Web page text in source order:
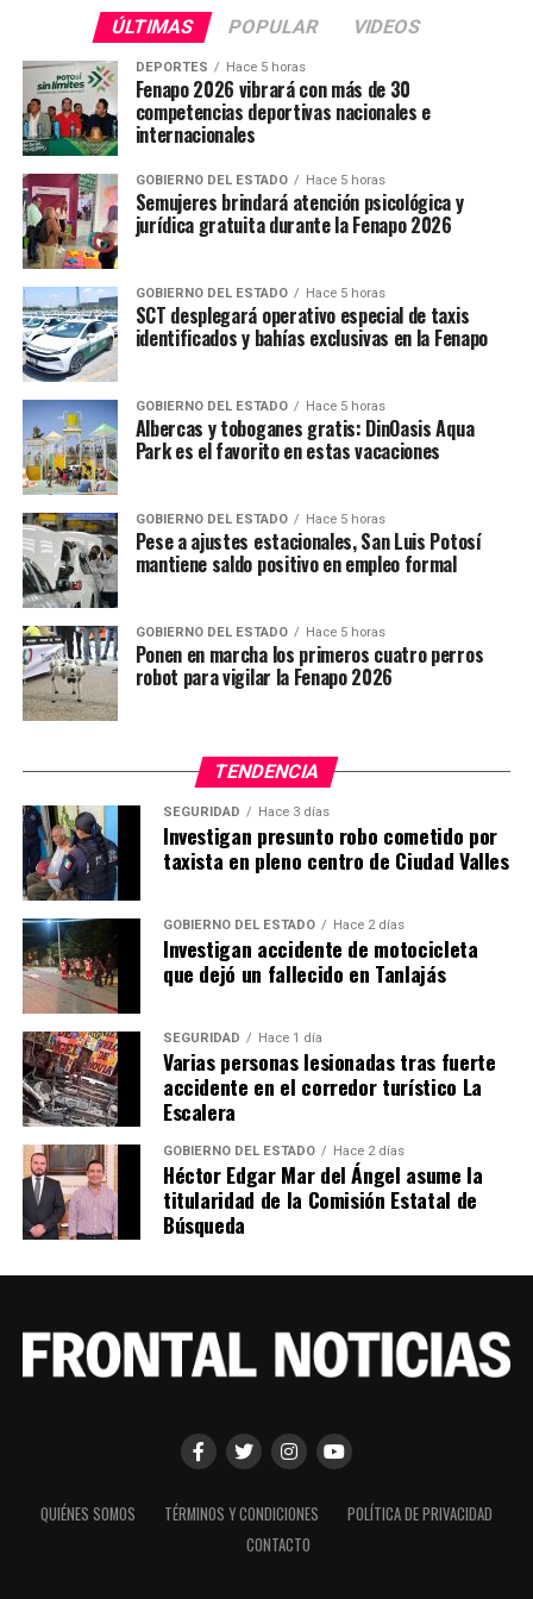
ÚLTIMAS POPULAR VIDEOS
DEPORTES Hace 5 horas
Fenapo 2026 vibrará con más de 30
competencias deportivas nacionales e
internacionales
GOBIERNO DEL ESTADO Hace 5 horas
Semujeres brindará atención psicológica y
jurídica gratuita durante la Fenapo 2026
GOBIERNO DEL ESTADO Hace 5 horas
SCT desplegará operativo especial de taxis
identificados y bahías exclusivas en la Fenapo
GOBIERNO DEL ESTADO Hace 5 horas
Albercas y toboganes gratis: DinOasis Aqua
Park es el favorito en estas vacaciones
GOBIERNO DEL ESTADO Hace 5 horas
Pese a ajustes estacionales, San Luis Potosí
mantiene saldo positivo en empleo formal
GOBIERNO DEL ESTADO Hace 5 horas
Ponen en marcha los primeros cuatro perros
robot para vigilar la Fenapo 2026
TENDENCIA
SEGURIDAD Hace 3 días
Investigan presunto robo cometido por
taxista en pleno centro de Ciudad Valles
GOBIERNO DEL ESTADO Hace 2 días
Investigan accidente de motocicleta
que dejó un fallecido en Tanlajás
SEGURIDAD Hace 1 día
Varias personas lesionadas tras fuerte
accidente en el corredor turístico La
Escalera
GOBIERNO DEL ESTADO Hace 2 días
Héctor Edgar Mar del Ángel asume la
titularidad de la Comisión Estatal de
Búsqueda
QUIÉNES SOMOS TÉRMINOS Y CONDICIONES
POLÍTICA DE PRIVACIDAD
CONTACTO